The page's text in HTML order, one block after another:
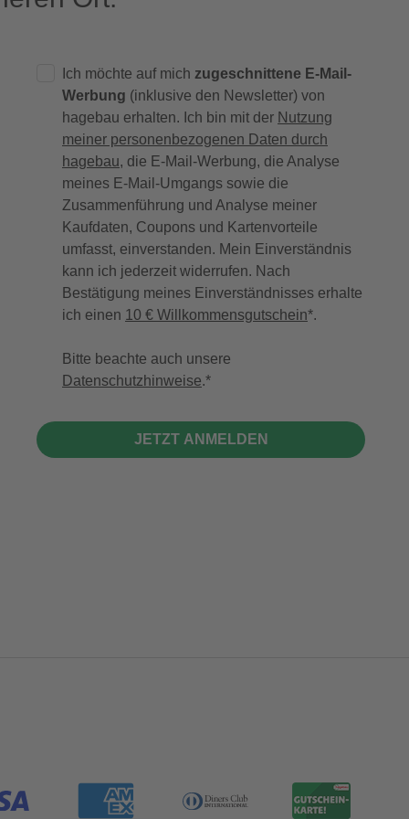
Ich möchte auf mich zugeschnittene E-Mail-
Werbung (inklusive den Newsletter) von
hagebau erhalten. Ich bin mit der Nutzung
meiner personenbezogenen Daten durch
hagebau, die E-Mail-Werbung, die Analyse
meines E-Mail-Umgangs sowie die
Zusammenführung und Analyse meiner
Kaufdaten, Coupons und Kartenvorteile
umfasst, einverstanden. Mein Einverständnis
kann ich jederzeit widerrufen. Nach
Bestätigung meines Einverständnisses erhalte
ich einen 10 € Willkommensgutschein*.
Bitte beachte auch unsere
Datenschutzhinweise.
JETZT ANMELDEN